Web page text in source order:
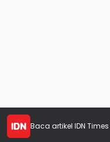
Baca artikel IDN Times